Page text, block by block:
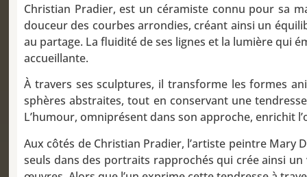
Christian Pradier, est un céramiste connu pour sa
douceur des courbes arrondies, créant ainsi un
au partage. La fluidité de ses lignes et la lumière qui
accueillante.
À travers ses sculptures, il transforme les formes
sphères abstraites, tout en conservant une
L’humour, omniprésent dans son approche, enrichit
Aux côtés de Christian Pradier, l’artiste peintre
seuls dans des portraits rapprochés qui crée ainsi